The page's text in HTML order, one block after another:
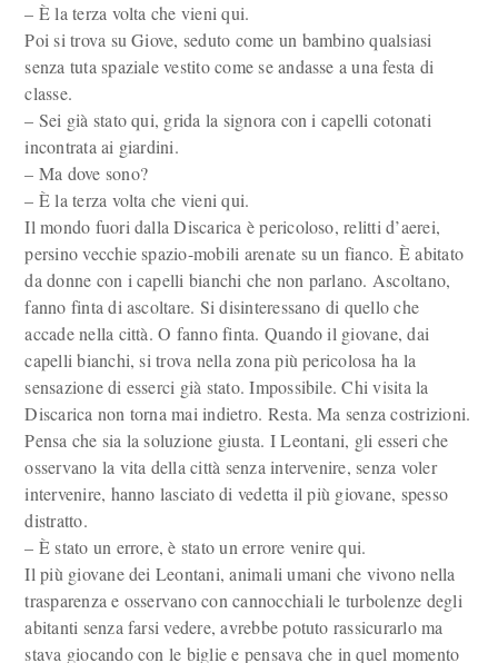
– È la terza volta che vieni qui.
Poi si trova su Giove, seduto come un bambino qualsiasi
senza tuta spaziale vestito come se andasse a una festa di
classe.
– Sei già stato qui, grida la signora con i capelli cotonati
incontrata ai giardini.
– Ma dove sono?
– È la terza volta che vieni qui.
Il mondo fuori dalla Discarica è pericoloso, relitti d’aerei,
persino vecchie spazio-mobili arenate su un fianco. È abitato
da donne con i capelli bianchi che non parlano. Ascoltano,
fanno finta di ascoltare. Si disinteressano di quello che
accade nella città. O fanno finta. Quando il giovane, dai
capelli bianchi, si trova nella zona più pericolosa ha la
sensazione di esserci già stato. Impossibile. Chi visita la
Discarica non torna mai indietro. Resta. Ma senza costrizioni.
Pensa che sia la soluzione giusta. I Leontani, gli esseri che
osservano la vita della città senza intervenire, senza voler
intervenire, hanno lasciato di vedetta il più giovane, spesso
distratto.
– È stato un errore, è stato un errore venire qui.
Il più giovane dei Leontani, animali umani che vivono nella
trasparenza e osservano con cannocchiali le turbolenze degli
abitanti senza farsi vedere, avrebbe potuto rassicurarlo ma
stava giocando con le biglie e pensava che in quel momento